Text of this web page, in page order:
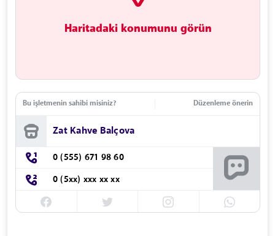
Haritadaki konumunu görün
Bu işletmenin sahibi misiniz? Düzenleme önerin
Zat Kahve Balçova
0 (555) 671 98 60
0 (5xx) xxx xx xx